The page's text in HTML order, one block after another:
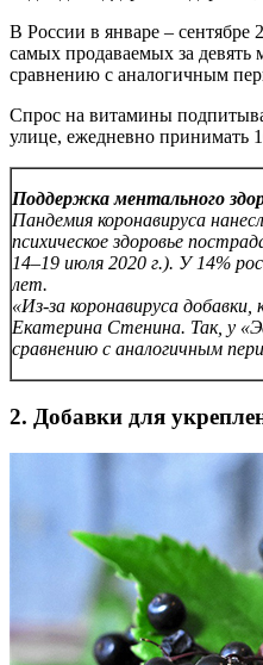
В России в январе –
самых продаваемых за
сравнению с аналогичным
Спрос на витамины
улице, ежедневно принимать
Поддержка ментального
Пандемия коронавируса
психическое здоровье
14–19 июля 2020 г.). У 14%
лет.
«Из-за коронавируса
Екатерина Стенина. Так, у
сравнению с аналогичным
2. Добавки для